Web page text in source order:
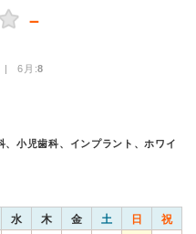
－
| 6月:8
、小児歯科、インプラント、ホワイ
水 木 金 土 日 祝